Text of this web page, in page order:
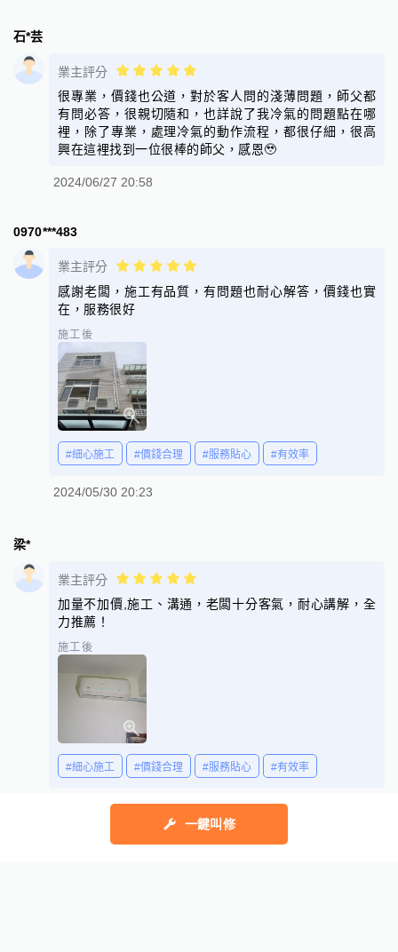
一鍵叫修
石*芸
業主評分
很專業，價錢也公道，對於客人問的淺薄問題，師父都
有問必答，很親切隨和，也詳說了我冷氣的問題點在哪
裡，除了專業，處理冷氣的動作流程，都很仔細，很高
興在這裡找到一位很棒的師父，感恩🥹
2024/06/27 20:58
0970***483
業主評分
感謝老闆，施工有品質，有問題也耐心解答，價錢也實
在，服務很好
施工後
#細心施工 #價錢合理 #服務貼心 #有效率
2024/05/30 20:23
梁*
業主評分
加量不加價,施工、溝通，老闆十分客氣，耐心講解，全
力推薦！
施工後
#細心施工 #價錢合理 #服務貼心 #有效率
2024/04/25 00:11
展開所有評價